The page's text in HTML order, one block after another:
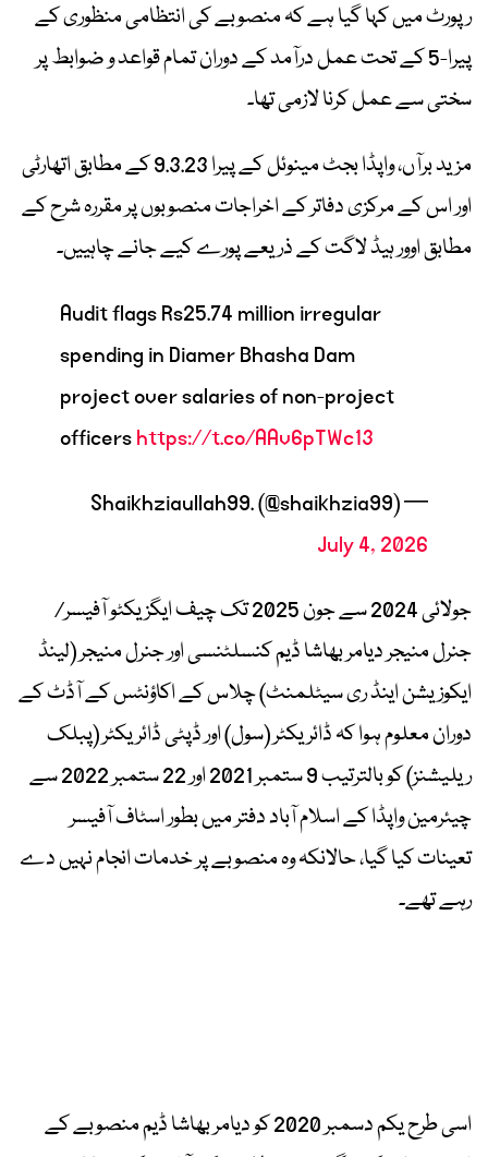
رپورٹ میں کہا گیا ہے کہ منصوبے کی انتظامی منظوری کے
پیرا-5 کے تحت عمل درآمد کے دوران تمام قواعد و ضوابط پر
سختی سے عمل کرنا لازمی تھا۔
مزید برآں، واپڈا بجٹ مینوئل کے پیرا 9.3.23 کے مطابق اتھارٹی
اور اس کے مرکزی دفاتر کے اخراجات منصوبوں پر مقررہ شرح کے
مطابق اوور ہیڈ لاگت کے ذریعے پورے کیے جانے چاہییں۔
Audit flags Rs25.74 million irregular
spending in Diamer Bhasha Dam
project over salaries of non-project
officershttps://t.co/AAv6pTWc13
— Shaikhziaullah99. (@shaikhzia99)
July 4, 2026
جولائی 2024 سے جون 2025 تک چیف ایگزیکٹو آفیسر/
جنرل منیجر دیامر بھاشا ڈیم کنسلٹنسی اور جنرل منیجر (لینڈ
ایکوزیشن اینڈ ری سیٹلمنٹ) چلاس کے اکاؤنٹس کے آڈٹ کے
دوران معلوم ہوا کہ ڈائریکٹر (سول) اور ڈپٹی ڈائریکٹر (پبلک
ریلیشنز) کو بالترتیب 9 ستمبر 2021 اور 22 ستمبر 2022 سے
چیئرمین واپڈا کے اسلام آباد دفتر میں بطور اسٹاف آفیسر
تعینات کیا گیا، حالانکہ وہ منصوبے پر خدمات انجام نہیں دے
رہے تھے۔
اسی طرح یکم دسمبر 2020 کو دیامر بھاشا ڈیم منصوبے کے